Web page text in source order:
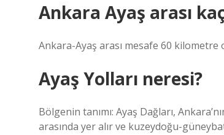
Ankara Ayaş arası
Ankara-Ayaş arası mesafe 60
Ayaş Yolları neresi?
Bölgenin tanımı: Ayaş Dağları,
arasında yer alır ve kuzeydoğu-